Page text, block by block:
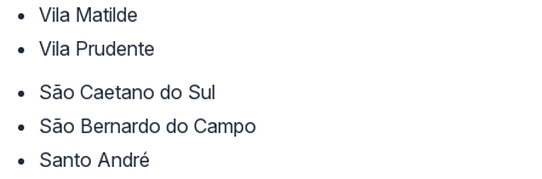
Vila Matilde
Vila Prudente
São Caetano do Sul
São Bernardo do Campo
Santo André